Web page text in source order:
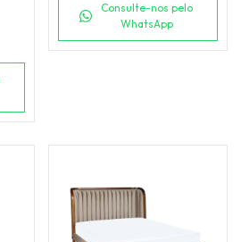
Consulte-nos pelo
WhatsApp